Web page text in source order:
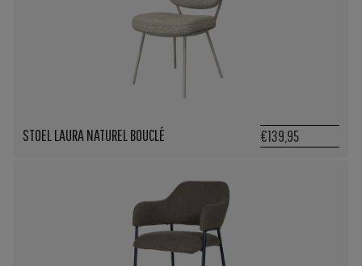
STOEL LAURA NATUREL BOUCLÉ €139,95